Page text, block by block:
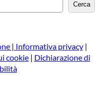
Cerca
| Informativa privacy|
cookie| Dichiarazione di